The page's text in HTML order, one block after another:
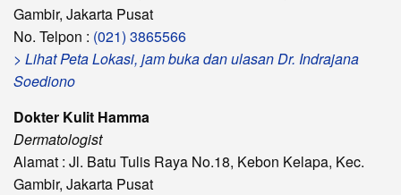
Gambir, Jakarta Pusat
No. Telpon : (021) 3865566
> Lihat Peta Lokasi, jam buka dan ulasan Dr. Indrajana
Soediono
Dokter Kulit Hamma
Dermatologist
Alamat : Jl. Batu Tulis Raya No.18, Kebon Kelapa, Kec.
Gambir, Jakarta Pusat